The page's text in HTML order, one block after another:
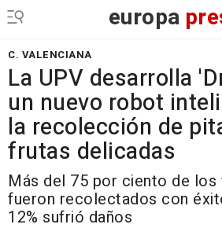
europa
C. VALENCIANA
La UPV desarrolla
un nuevo robot
la recolección de
frutas delicadas
Más del 75 por ciento de
fueron recolectados con
12% sufrió daños